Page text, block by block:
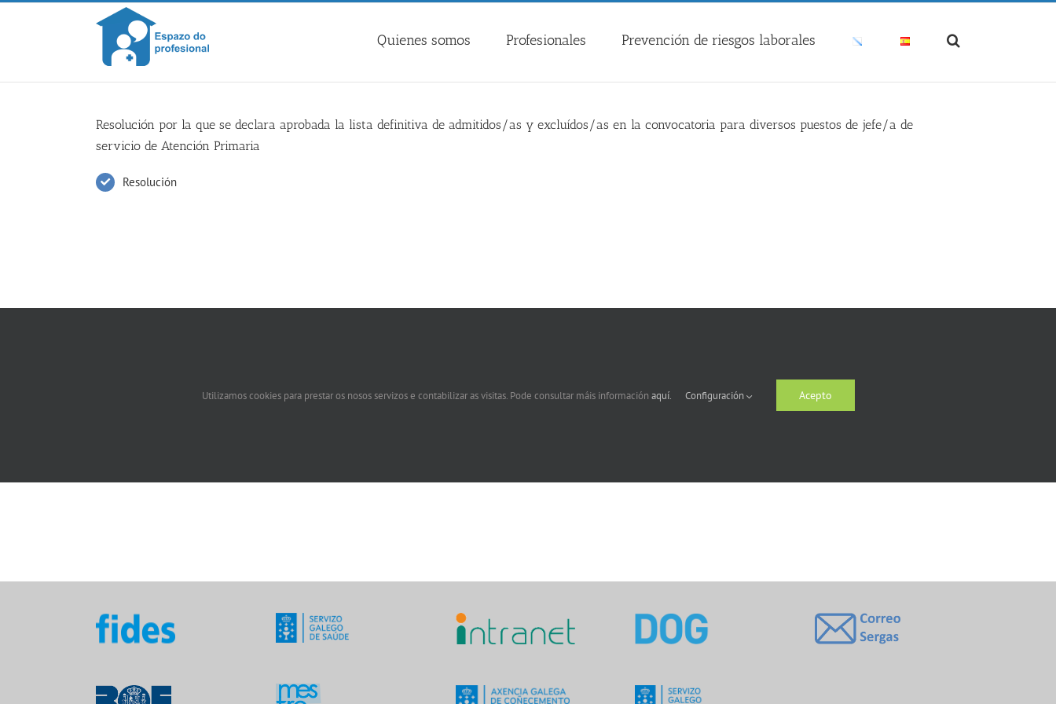
Skip
Quienes somos Profesionales Prevención de riesgos laborales
Resolución por la que se declara aprobada la lista definitiva de admitidos/as y excluídos/as en la convocatoria para diversos puestos de jefe/a de
servicio de Atención Primaria
Resolución
Utilizamos cookies para prestar os nosos servizos e contabilizar as visitas. Pode consultar máis información aquí. Configuración Acepto